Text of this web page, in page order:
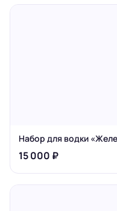
Набор для водки
15 000 ₽